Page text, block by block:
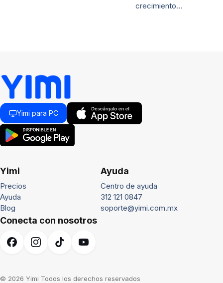
crecimiento…
Yimi para PC
Yimi
Precios
Ayuda
Blog
Ayuda
Centro de ayuda
312 121 0847
soporte@yimi.com.mx
Conecta con nosotros
© 2026 Yimi Todos los derechos reservados